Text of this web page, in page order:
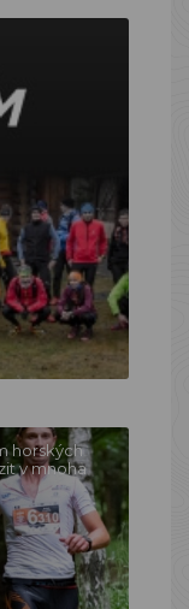
horských
v mnoha